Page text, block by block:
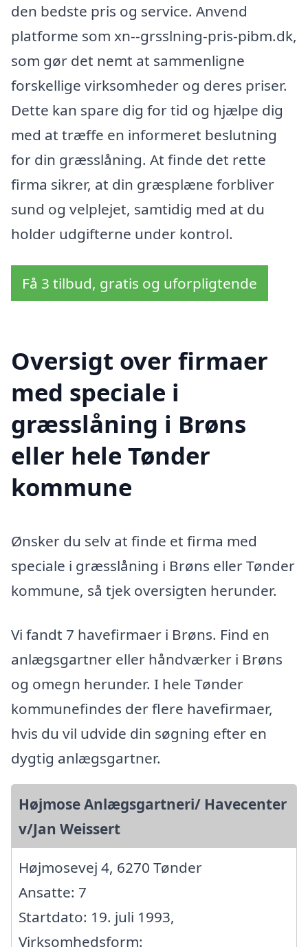
den bedste pris og service. Anvend
platforme som xn--grsslning-pris-pibm.dk,
som gør det nemt at sammenligne
forskellige virksomheder og deres priser.
Dette kan spare dig for tid og hjælpe dig
med at træffe en informeret beslutning
for din græsslåning. At finde det rette
firma sikrer, at din græsplæne forbliver
sund og velplejet, samtidig med at du
holder udgifterne under kontrol.
Få 3 tilbud, gratis og uforpligtende
Oversigt over firmaer
med speciale i
græsslåning i Brøns
eller hele Tønder
kommune
Ønsker du selv at finde et firma med
speciale i græsslåning i Brøns eller Tønder
kommune, så tjek oversigten herunder.
Vi fandt 7 havefirmaer i Brøns. Find en
anlægsgartner eller håndværker i Brøns
og omegn herunder. I hele Tønder
kommunefindes der flere havefirmaer,
hvis du vil udvide din søgning efter en
dygtig anlægsgartner.
Højmose Anlægsgartneri/ Havecenter
v/Jan Weissert
Højmosevej 4, 6270 Tønder
Ansatte: 7
Startdato: 19. juli 1993,
Virksomhedsform: